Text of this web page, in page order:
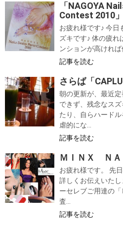
「NAGOYA
Contest 2010
お疲れ様です♪ 今日
ズキです♪ 体の疲れ
ンションが高ければ
記事を読む
さらば「
朝の更新が、最近
できず、残念なス
たり、自らハード
虐的にな...
記事を読む
ＭＩＮＸ ＮＡ
お疲れ様です。 先
詳しくお伝えいた
ーセレブご用達の
査...
記事を読む